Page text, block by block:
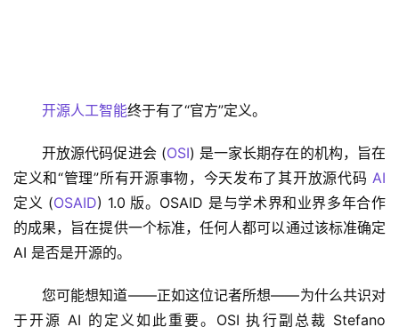
开源人工智能终于有了“官方”定义。
开放源代码促进会 (OSI) 是一家长期存在的机构，旨在
定义和“管理”所有开源事物，今天发布了其开放源代码 AI
定义 (OSAID) 1.0 版。OSAID 是与学术界和业界多年合作
的成果，旨在提供一个标准，任何人都可以通过该标准确定
AI 是否是开源的。
您可能想知道——正如这位记者所想——为什么共识对
于开源 AI 的定义如此重要。OSI 执行副总裁 Stefano